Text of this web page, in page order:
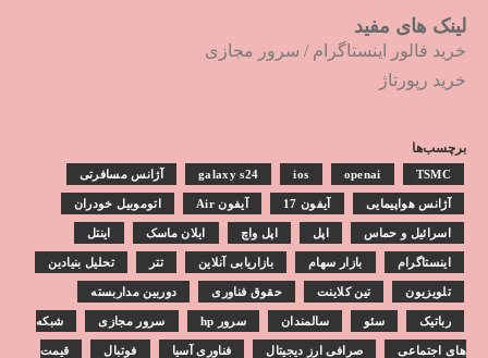
لینک های مفید
خرید فالور اینستاگرام / سرور مجازی
خرید رپورتاژ
برچسب‌ها
galaxy s24 ios openai TSMC آژانس مسافرتی
آژانس هواپیمایی آیفون 17 آیفون Air اتوموبیل خودران
اسرائیل و حماس اپل اپل واچ ایلان ماسک اینتل
اینستاگرام بازار سهام بازاریابی آنلاین تتر تحلیل بنیادین
تلویزیون تین کلاینت حقوق فناوری دوربین مداربسته
رباتیک سئو سالمندان سرور hp سرور مجازی شبکه
های اجتماعی صرافی ارز دیجیتال فناوری آسیا فوتبال قیمت